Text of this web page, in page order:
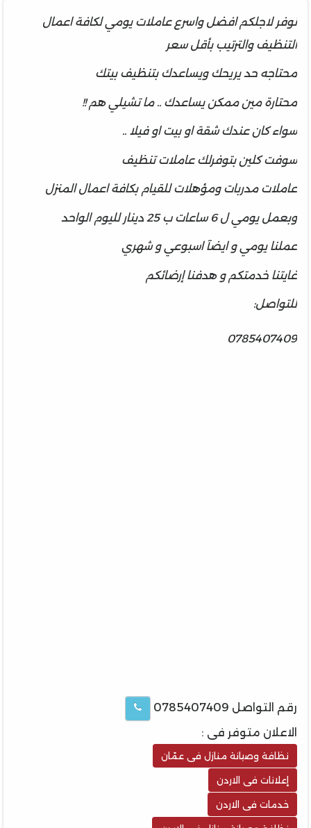
نوفرلاجلكم افضل واسرععاملاتيومي لكافة اعمال
التنظيفوالترتيببأقل سعر
محتاجه حد يريحك ويساعدك بتنظيف بيتك
محتارة مين ممكن يساعدك .. ما تشيلي هم !!
سواء كان عندك شقة او بيت او فيلا ..
سوفتكلين بتوفرلك عاملات تنظيف
عاملات مدربات ومؤهلات للقيام بكافة اعمال المنزل
وبعمل يومي ل 6 ساعات ب 25 دينار لليوم الواحد
عملنا يومي و ايضآ اسبوعي وشهري
غايتنا خدمتكم و هدفنا إرضائكم
للتواصل:
0785407409
رقم التواصل 0785407409
الاعلان متوفر فى :
نظافة وصيانة منازل فى عمّان
إعلانات فى الاردن
خدمات فى الاردن